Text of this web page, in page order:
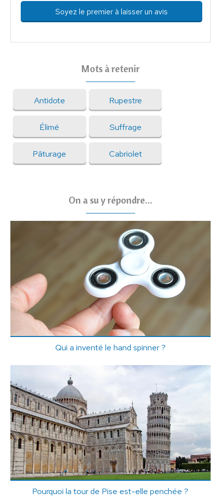
Soyez le premier à laisser un avis
Mots à retenir
Antidote Rupestre
Élimé Suffrage
Pâturage Cabriolet
On a su y répondre...
Qui a inventé le hand spinner ?
Pourquoi la tour de Pise est-elle penchée ?